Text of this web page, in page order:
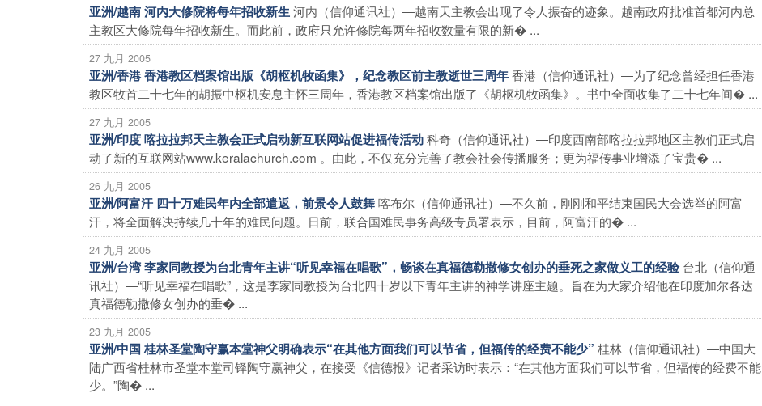
亚洲/越南 河内大修院将每年招收新生河内（信仰通讯社）―越南天主教会出现了令人振奋的迹象。越南政府批准首都河内总
主教区大修院每年招收新生。而此前，政府只允许修院每两年招收数量有限的新� ...
27 九月 2005
亚洲/香港 香港教区档案馆出版《胡枢机牧函集》，纪念教区前主教逝世三周年香港（信仰通讯社）―为了纪念曾经担任香港
教区牧首二十七年的胡振中枢机安息主怀三周年，香港教区档案馆出版了《胡枢机牧函集》。书中全面收集了二十七年间� ...
27 九月 2005
亚洲/印度 喀拉拉邦天主教会正式启动新互联网站促进福传活动科奇（信仰通讯社）―印度西南部喀拉拉邦地区主教们正式启
动了新的互联网站www.keralachurch.com 。由此，不仅充分完善了教会社会传播服务；更为福传事业增添了宝贵� ...
26 九月 2005
亚洲/阿富汗 四十万难民年内全部遣返，前景令人鼓舞喀布尔（信仰通讯社）―不久前，刚刚和平结束国民大会选举的阿富
汗，将全面解决持续几十年的难民问题。日前，联合国难民事务高级专员署表示，目前，阿富汗的� ...
24 九月 2005
亚洲/台湾 李家同教授为台北青年主讲“听见幸福在唱歌”，畅谈在真福德勒撒修女创办的垂死之家做义工的经验 台北（信仰通
讯社）―“听见幸福在唱歌”，这是李家同教授为台北四十岁以下青年主讲的神学讲座主题。旨在为大家介绍他在印度加尔各达
真福德勒撒修女创办的垂� ...
23 九月 2005
亚洲/中国 桂林圣堂陶守赢本堂神父明确表示“在其他方面我们可以节省，但福传的经费不能少” 桂林（信仰通讯社）―中国大
陆广西省桂林市圣堂本堂司铎陶守赢神父，在接受《信德报》记者采访时表示：“在其他方面我们可以节省，但福传的经费不能
少。”陶� ...